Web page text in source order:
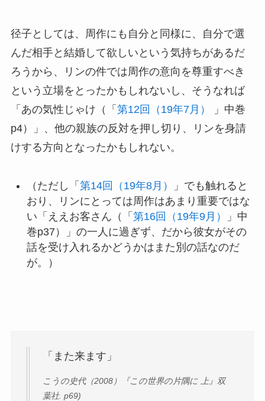
径子としては、周作にも自分と同様に、自分で選
んだ相手と結婚して欲しいという気持ちがあるだ
ろうから、リンの件では周作の意向を尊重すべき
という立場をとったかもしれないし、そうなれば
「あの気性じゃけ（「 第12回（19年7月）
」中巻
p4）」、他の親族の反対を押し切り、リンを身請
けする方向となったかもしれない。
（ただし「 第14回（19年8月）
」でも触れると
おり、リンにとっては周作はあまり重要ではな
い「ええお客さん（「 第16回（19年9月）
」中
巻p37）」の一人に過ぎず、だから彼女がその
話を受け入れるかどうかはまた別の話なのだ
が。）
「また来ます」
こうの史代（2008）『この世界の片隅に 上』双
葉社. p69)